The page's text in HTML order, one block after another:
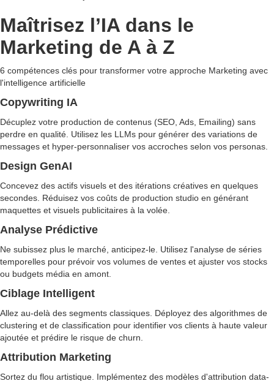
Maîtrisez l’IA dans le
Marketing de A à Z
6 compétences clés pour transformer votre approche Marketing avec
l'intelligence artificielle
Copywriting IA
Décuplez votre production de contenus (SEO, Ads, Emailing) sans
perdre en qualité. Utilisez les LLMs pour générer des variations de
messages et hyper-personnaliser vos accroches selon vos personas.
Design GenAI
Concevez des actifs visuels et des itérations créatives en quelques
secondes. Réduisez vos coûts de production studio en générant
maquettes et visuels publicitaires à la volée.
Analyse Prédictive
Ne subissez plus le marché, anticipez-le. Utilisez l'analyse de séries
temporelles pour prévoir vos volumes de ventes et ajuster vos stocks
ou budgets média en amont.
Ciblage Intelligent
Allez au-delà des segments classiques. Déployez des algorithmes de
clustering et de classification pour identifier vos clients à haute valeur
ajoutée et prédire le risque de churn.
Attribution Marketing
Sortez du flou artistique. Implémentez des modèles d'attribution data-